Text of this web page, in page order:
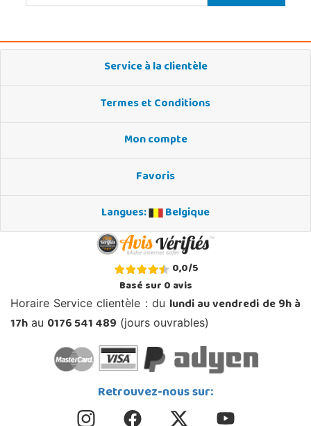
Service à la clientèle
Termes et Conditions
Mon compte
Favoris
Langues:
Belgique
0,0/5
Basé sur0avis
Horaire Service clientèle : du lundi au vendredi de 9h à
17h au 0176 541 489 (jours ouvrables)
Retrouvez-nous sur: